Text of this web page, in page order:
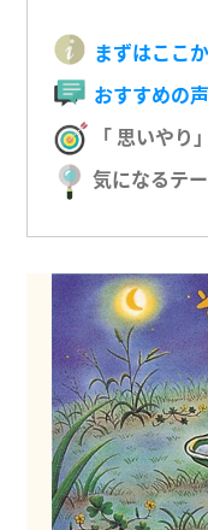
まずはここ
おすすめの
「 思いやり
気になるテ